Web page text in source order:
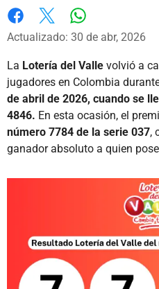
Facebook
X
Actualizado: 30 de abr, 2026
La Lotería del Valle volvió a
jugadores en Colombia
de abril de 2026, cuando se
4846. En esta ocasión, el
número 7784 de la serie 037,
ganador absoluto a quien